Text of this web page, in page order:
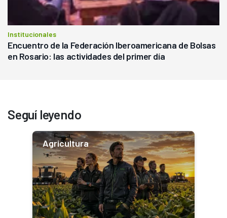
Institucionales
Encuentro de la Federación Iberoamericana de Bolsas
en Rosario: las actividades del primer día
Seguí leyendo
Agricultura